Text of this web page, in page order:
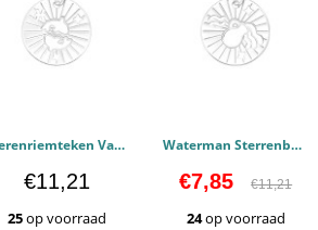
Dierenriemteken Van Vissen - 925 sterling zilver Kettingen PCJW43933
€11,21
25op voorraad
Waterman Sterrenbeeld - 925 sterling zilver Kettingen PCJW43932
€7,85 €11,21
24op voorraad